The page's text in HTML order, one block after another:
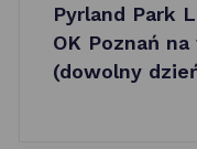
Pyrland Park
OK Poznań
(dowolny